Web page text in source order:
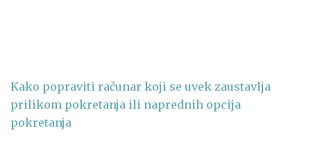
Kako popraviti računar koji se uvek zaustavlja
prilikom pokretanja ili naprednih opcija
pokretanja